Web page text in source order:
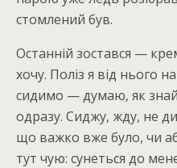
стомлений був.
Останній зостався —
хочу. Поліз я від нього
сидимо — думаю, як
одразу. Сиджу, жду, не
що важко вже було, чи
тут чую: сунеться до